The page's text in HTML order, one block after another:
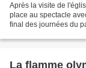
Après la visite de
place au spectacle
final des journées du
La flamme